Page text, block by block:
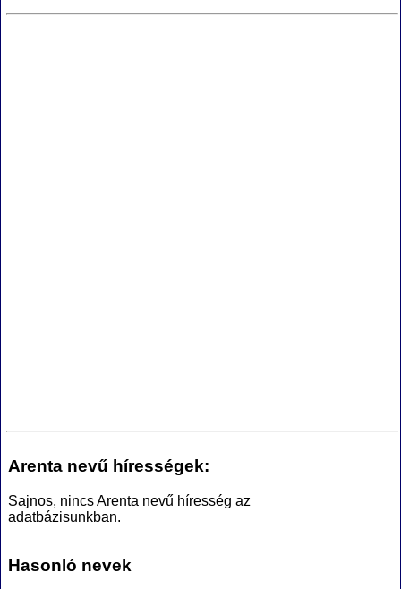
Arenta nevű hírességek:
Sajnos, nincs Arenta nevű híresség az
adatbázisunkban.
Hasonló nevek